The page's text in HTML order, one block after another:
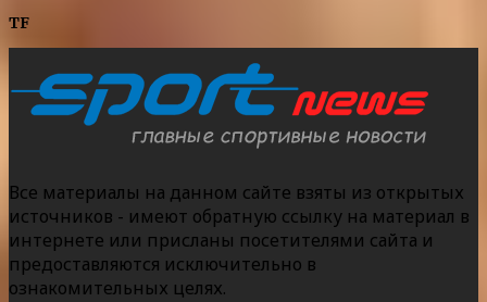
TF
Все материалы на данном сайте взяты из открытых
источников - имеют обратную ссылку на материал в
интернете или присланы посетителями сайта и
предоставляются исключительно в
ознакомительных целях.